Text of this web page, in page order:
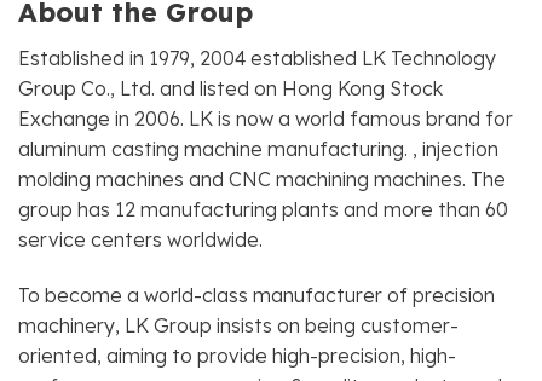
About the Group
Established in 1979, 2004 established LK Technology
Group Co., Ltd. and listed on Hong Kong Stock
Exchange in 2006. LK is now a world famous brand for
aluminum casting machine manufacturing. , injection
molding machines and CNC machining machines. The
group has 12 manufacturing plants and more than 60
service centers worldwide.
To become a world-class manufacturer of precision
machinery, LK Group insists on being customer-
oriented, aiming to provide high-precision, high-